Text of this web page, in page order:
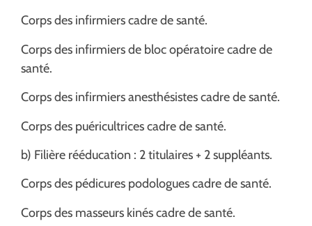
Corps des infirmiers cadre de santé.
Corps des infirmiers de bloc opératoire cadre de
santé.
Corps des infirmiers anesthésistes cadre de santé.
Corps des puéricultrices cadre de santé.
b) Filière rééducation : 2 titulaires + 2 suppléants.
Corps des pédicures podologues cadre de santé.
Corps des masseurs kinés cadre de santé.